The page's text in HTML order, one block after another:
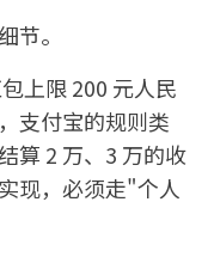
节。
上限 200 元人民
支付宝的规则类
算 2 万、3 万的收
现，必须走"个人